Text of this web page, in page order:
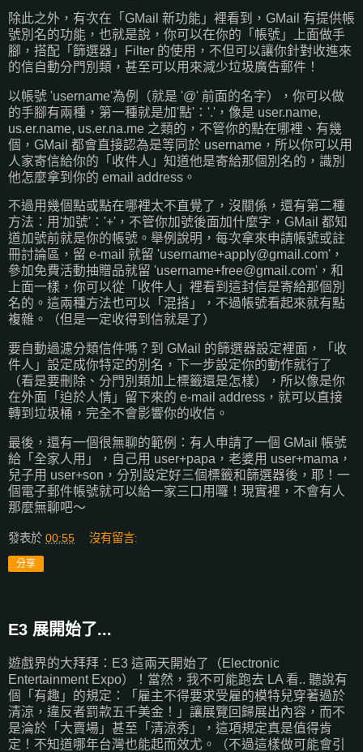
除此之外，有次在「GMail 新功能」裡看到，GMail 有提供帳
號別名的功能，也就是說，你可以在你的「帳號」上面做手
腳，搭配「篩選器」Filter 的使用，不但可以讓你針對收進來
的信自動分門別類，甚至可以用來減少垃圾廣告郵件！
以帳號 'username'為例（就是 '@' 前面的名字），你可以做
的手腳有兩種，第一種就是加'點'：'.'，像是 user.name,
us.er.name, us.er.na.me 之類的，不管你的點在哪裡、有幾
個，GMail 都會直接認為是等同於 username，所以你可以用
人家寄信給你的「收件人」知道他是寄給那個別名的，識別
他怎麼拿到你的 email address。
不過用幾個點或點在哪裡太不直覺了，沒關係，還有第二種
方法：用'加號'：'+'，不管你加號後面加什麼字，GMail 都知
道加號前就是你的帳號。舉例說明，每次拿來申請帳號或註
冊討論區，留 e-mail 就留 'username+apply@gmail.com'，
參加免費活動抽贈品就留 'username+free@gmail.com'，和
上面一樣，你可以從「收件人」裡看到這封信是寄給那個別
名的。這兩種方法也可以「混搭」，不過帳號看起來就有點
複雜。（但是一定收得到信就是了）
要自動過濾分類信件嗎？到 GMail 的篩選器設定裡面，「收
件人」設定成你特定的別名，下一步設定你的動作就行了
（看是要刪除、分門別類加上標籤還是怎樣），所以像是你
在外面「迫於人情」留下來的 e-mail address，就可以直接
轉到垃圾桶，完全不會影響你的收信。
最後，還有一個很無聊的範例：有人申請了一個 GMail 帳號
給「全家人用」，自己用 user+papa，老婆用 user+mama，
兒子用 user+son，分別設定好三個標籤和篩選器後，耶！一
個電子郵件帳號就可以給一家三口用囉！現實裡，不會有人
那麼無聊吧～
發表於 00:55 沒有留言:
分享
E3 展開始了...
遊戲界的大拜拜：E3 這兩天開始了（Electronic
Entertainment Expo）！當然，我不可能跑去 LA 看.. 聽說有
個「有趣」的規定：「雇主不得要求受雇的模特兒穿著過於
清涼，違反者罰款五千美金！」讓展覽回歸展出內容，而不
是淪於「大賣場」甚至「清涼秀」，這項規定真是值得肯
定！不知道哪年台灣也能起而效尤。（不過這樣做可能會引